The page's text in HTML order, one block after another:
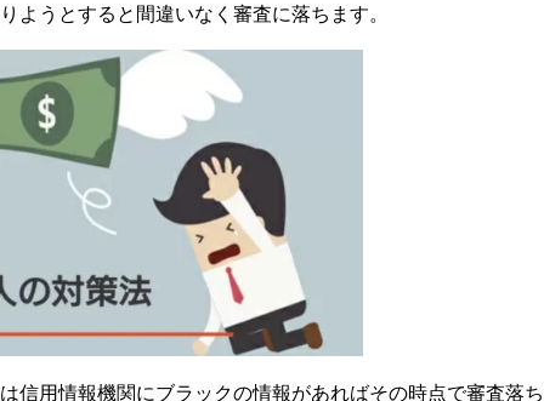
ようとすると間違いなく審査に落ちます。
信用情報機関にブラックの情報があればその時点で審査落